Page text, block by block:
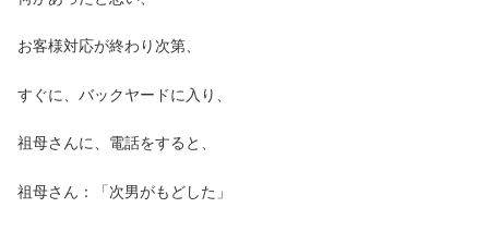
お客様対応が終わり次第、
すぐに、バックヤードに入り、
祖母さんに、電話をすると、
祖母さん：「次男がもどした」